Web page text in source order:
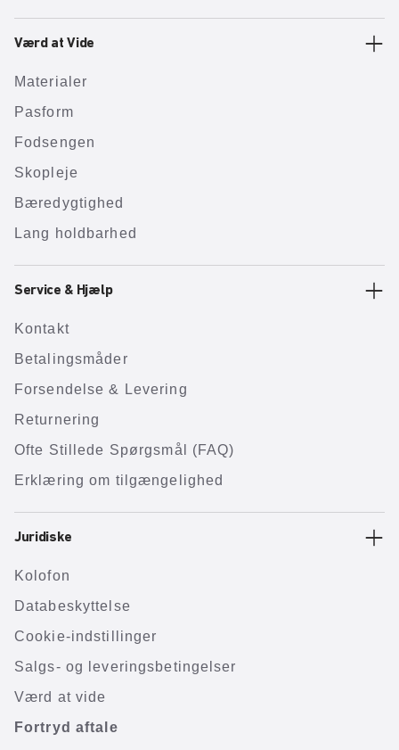
Værd at Vide
Materialer
Pasform
Fodsengen
Skopleje
Bæredygtighed
Lang holdbarhed
Service & Hjælp
Kontakt
Betalingsmåder
Forsendelse & Levering
Returnering
Ofte Stillede Spørgsmål (FAQ)
Erklæring om tilgængelighed
Juridiske
Kolofon
Databeskyttelse
Cookie-indstillinger
Salgs- og leveringsbetingelser
Værd at vide
Fortryd aftale